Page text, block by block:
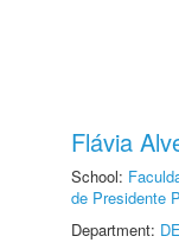
Flávia
School:
de Presidente
Department: